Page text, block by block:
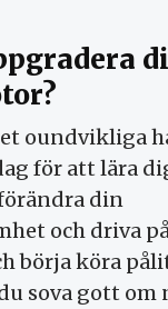
oundvikliga
för att lära
din
och driva
börja köra
sova gott om